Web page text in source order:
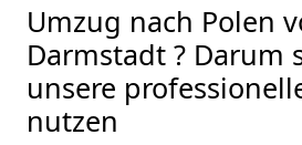
Umzug nach Polen
Darmstadt ? Darum
unsere
nutzen